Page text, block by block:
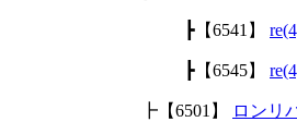
┣【6541】
┣【6545】
┣【6501】 ロンリ